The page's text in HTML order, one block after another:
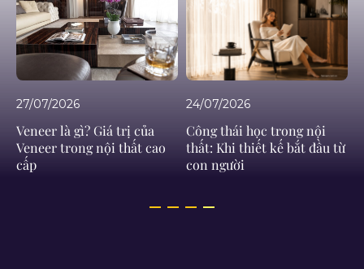
27/07/2026
Veneer là gì? Giá trị của
Veneer trong nội thất cao
cấp
24/07/2026
Công thái học trong nội
thất: Khi thiết kế bắt đầu từ
con người